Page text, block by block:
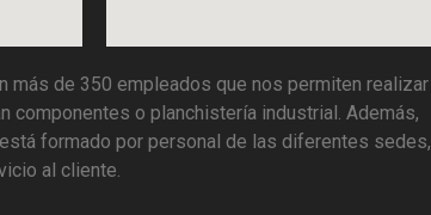
más de 350 empleados que nos permiten realizar
componentes o planchistería industrial. Además,
formado por personal de las diferentes sedes,
al cliente.